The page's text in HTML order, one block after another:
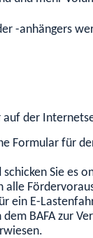
-anhängers
der
Formular für
Sie es
ein E-
BAFA zur